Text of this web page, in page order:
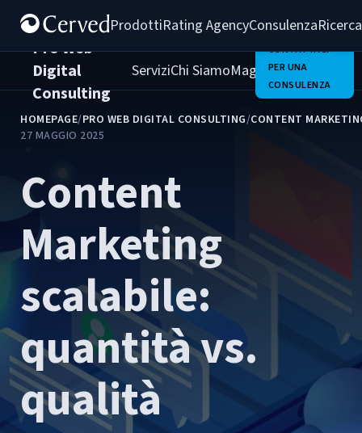
ProdottiRating AgencyConsulenza
Pro Web
Digital
Consulting
ServiziChi SiamoMagazineClienti
CONTATTACI
PER UNA
CONSULENZA
HOMEPAGE/PRO WEB DIGITAL CONSULTING/CONTENT
27 MAGGIO 2025
Content
Marketing
scalabile:
quantità vs.
qualità